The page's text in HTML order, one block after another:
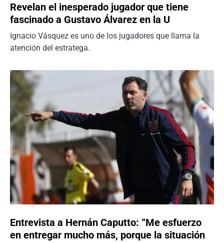
Revelan el inesperado jugador que tiene
fascinado a Gustavo Álvarez en la U
Ignacio Vásquez es uno de los jugadores que llama la
atención del estratega.
Entrevista a Hernán Caputto: “Me esfuerzo
en entregar mucho más, porque la situación